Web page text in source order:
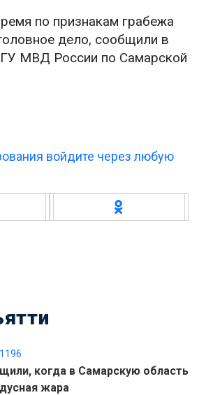
по признакам грабежа
дело, сообщили в
МВД России по Самарской
войдите через любую
1196
когда в Самарскую область
жара